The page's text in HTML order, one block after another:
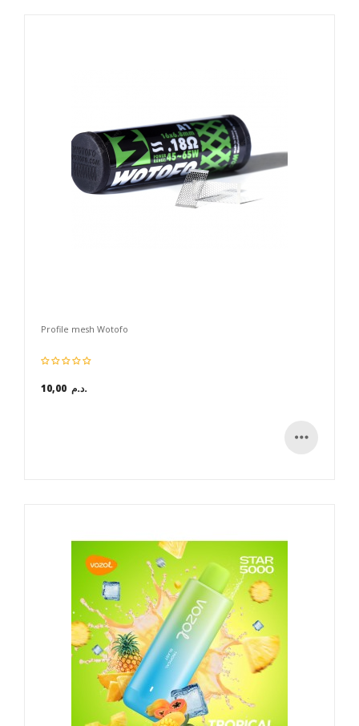
Profile mesh Wotofo
10,00 د.م.